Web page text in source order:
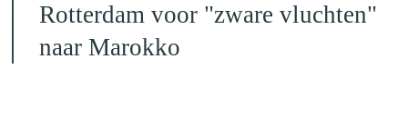
Rotterdam voor "zware vluchten"
naar Marokko